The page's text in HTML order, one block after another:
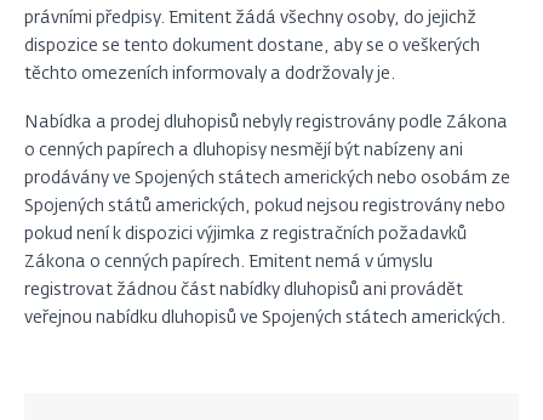
právními předpisy. Emitent žádá všechny osoby, do jejichž
dispozice se tento dokument dostane, aby se o veškerých
těchto omezeních informovaly a dodržovaly je.
Nabídka a prodej dluhopisů nebyly registrovány podle Zákona
o cenných papírech a dluhopisy nesmějí být nabízeny ani
prodávány ve Spojených státech amerických nebo osobám ze
Spojených států amerických, pokud nejsou registrovány nebo
pokud není k dispozici výjimka z registračních požadavků
Zákona o cenných papírech. Emitent nemá v úmyslu
registrovat žádnou část nabídky dluhopisů ani provádět
veřejnou nabídku dluhopisů ve Spojených státech amerických.